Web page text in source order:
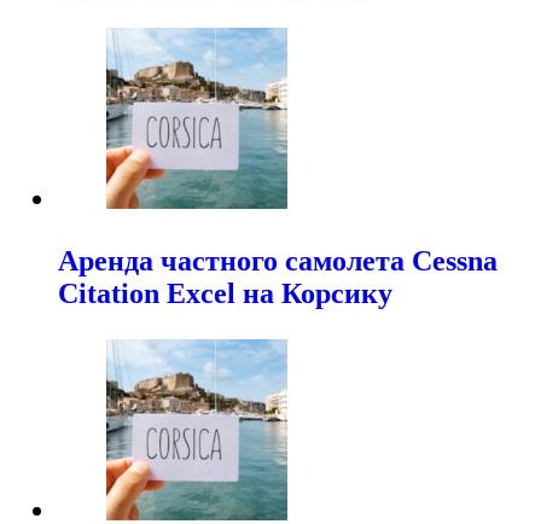
Аренда частного самолета Cessna
Citation Excel на Корсику